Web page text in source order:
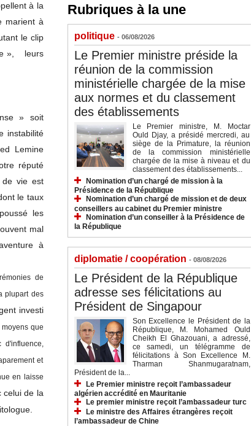
à la
marient à
le clip
», leurs
» soit
instabilité
Lemine
réputé
de vie est
le taux
les
mal
à
de
plupart des
investi
que
d'influence,
et
en laisse
celui de la
Rubriques à la une
politique - 06/08/2026
Le Premier ministre préside la
réunion de la commission
ministérielle chargée de la mise
aux normes et du classement
des établissements
Le Premier ministre, M. Moctar
Ould Djay, a présidé mercredi, au
siège de la Primature, la réunion
de la commission ministérielle
chargée de la mise à niveau et du
classement des établissements...
Nomination d’un chargé de mission à la
Présidence de la République
Nomination d’un chargé de mission et de deux
conseillers au cabinet du Premier ministre
Nomination d’un conseiller à la Présidence de
la République
diplomatie / coopération - 08/08/2026
Le Président de la République
adresse ses félicitations au
Président de Singapour
Son Excellence le Président de la
République, M. Mohamed Ould
Cheikh El Ghazouani, a adressé,
ce samedi, un télégramme de
félicitations à Son Excellence M.
Tharman Shanmugaratnam,
Président de la...
Le Premier ministre reçoit l’ambassadeur
algérien accrédité en Mauritanie
Le premier ministre reçoit l’ambassadeur turc
Le ministre des Affaires étrangères reçoit
l’ambassadeur de Chine